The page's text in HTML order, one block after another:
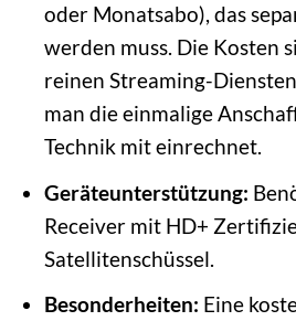
oder Monatsabo), das
werden muss. Die Kosten
reinen Streaming-
man die einmalige
Technik mit einrechnet.
Geräteunterstützung:
Receiver mit HD+
Satellitenschüssel.
Besonderheiten: Eine